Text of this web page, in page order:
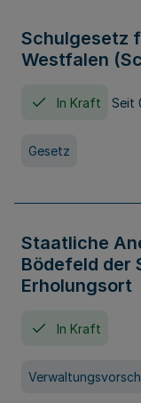
Schulgesetz
Westfalen
In Kraft Seit
Gesetz
Staatliche
Bödefeld der
Erholungsort
In Kraft